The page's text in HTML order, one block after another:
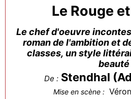
Le Rouge
Le chef d'oeuvre
roman de l'ambition et
classes, un style
beauté
De : Stendhal
Mise en scène :